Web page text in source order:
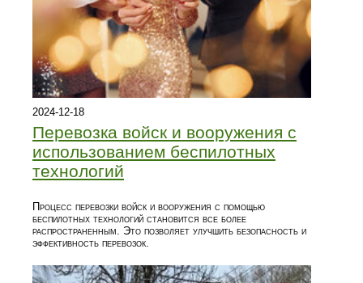
2024-12-18
Перевозка войск и вооружения с
использованием беспилотных
технологий
Процесс перевозки войск и вооружения с помощью
беспилотных технологий становится все более
распространенным. Это позволяет улучшить безопасность и
эффективность перевозок.